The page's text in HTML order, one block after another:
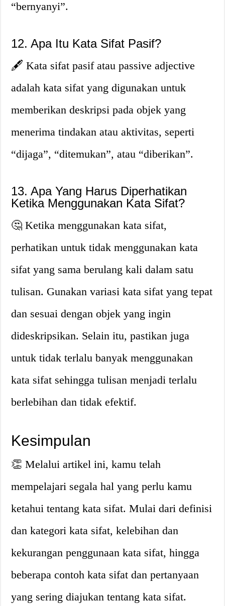
“bernyanyi”.
12. Apa Itu Kata Sifat Pasif?
🖋️ Kata sifat pasif atau passive adjective
adalah kata sifat yang digunakan untuk
memberikan deskripsi pada objek yang
menerima tindakan atau aktivitas, seperti
“dijaga”, “ditemukan”, atau “diberikan”.
13. Apa Yang Harus Diperhatikan
Ketika Menggunakan Kata Sifat?
🤔 Ketika menggunakan kata sifat,
perhatikan untuk tidak menggunakan kata
sifat yang sama berulang kali dalam satu
tulisan. Gunakan variasi kata sifat yang tepat
dan sesuai dengan objek yang ingin
dideskripsikan. Selain itu, pastikan juga
untuk tidak terlalu banyak menggunakan
kata sifat sehingga tulisan menjadi terlalu
berlebihan dan tidak efektif.
Kesimpulan
👏 Melalui artikel ini, kamu telah
mempelajari segala hal yang perlu kamu
ketahui tentang kata sifat. Mulai dari definisi
dan kategori kata sifat, kelebihan dan
kekurangan penggunaan kata sifat, hingga
beberapa contoh kata sifat dan pertanyaan
yang sering diajukan tentang kata sifat.